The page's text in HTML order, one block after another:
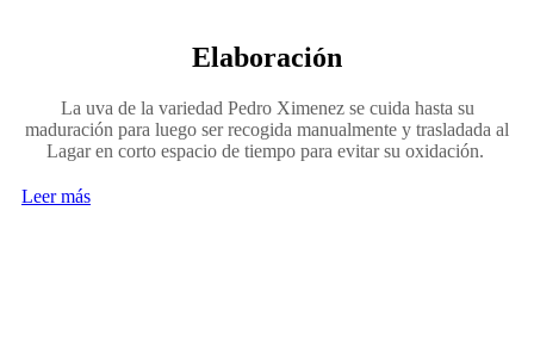
Elaboración
La uva de la variedad Pedro Ximenez se cuida hasta su
maduración para luego ser recogida manualmente y trasladada al
Lagar en corto espacio de tiempo para evitar su oxidación.
Leer más